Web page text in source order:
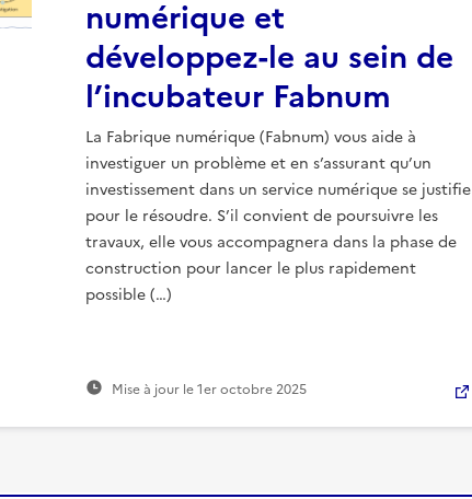
numérique et
développez-le au sein de
l’incubateur Fabnum
La Fabrique numérique (Fabnum) vous aide à
investiguer un problème et en s’assurant qu’un
investissement dans un service numérique se justifie
pour le résoudre. S’il convient de poursuivre les
travaux, elle vous accompagnera dans la phase de
construction pour lancer le plus rapidement
possible (…)
Mise à jour le1er octobre 2025